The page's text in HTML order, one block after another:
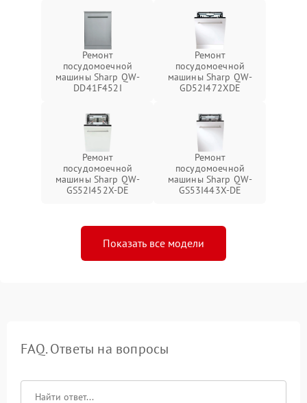
Ремонт
посудомоечной
машины Sharp QW-
DD41F452I
Ремонт
посудомоечной
машины Sharp QW-
GD52I472XDE
Ремонт
посудомоечной
машины Sharp QW-
GS52I452X-DE
Ремонт
посудомоечной
машины Sharp QW-
GS53I443X-DE
Показать все модели
FAQ. Ответы на вопросы